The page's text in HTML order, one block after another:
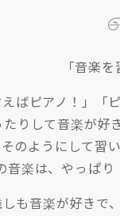
「音楽
ばピアノ！」「
りして音楽が
そのようにして習
音楽は、やっぱ
も音楽が好きで